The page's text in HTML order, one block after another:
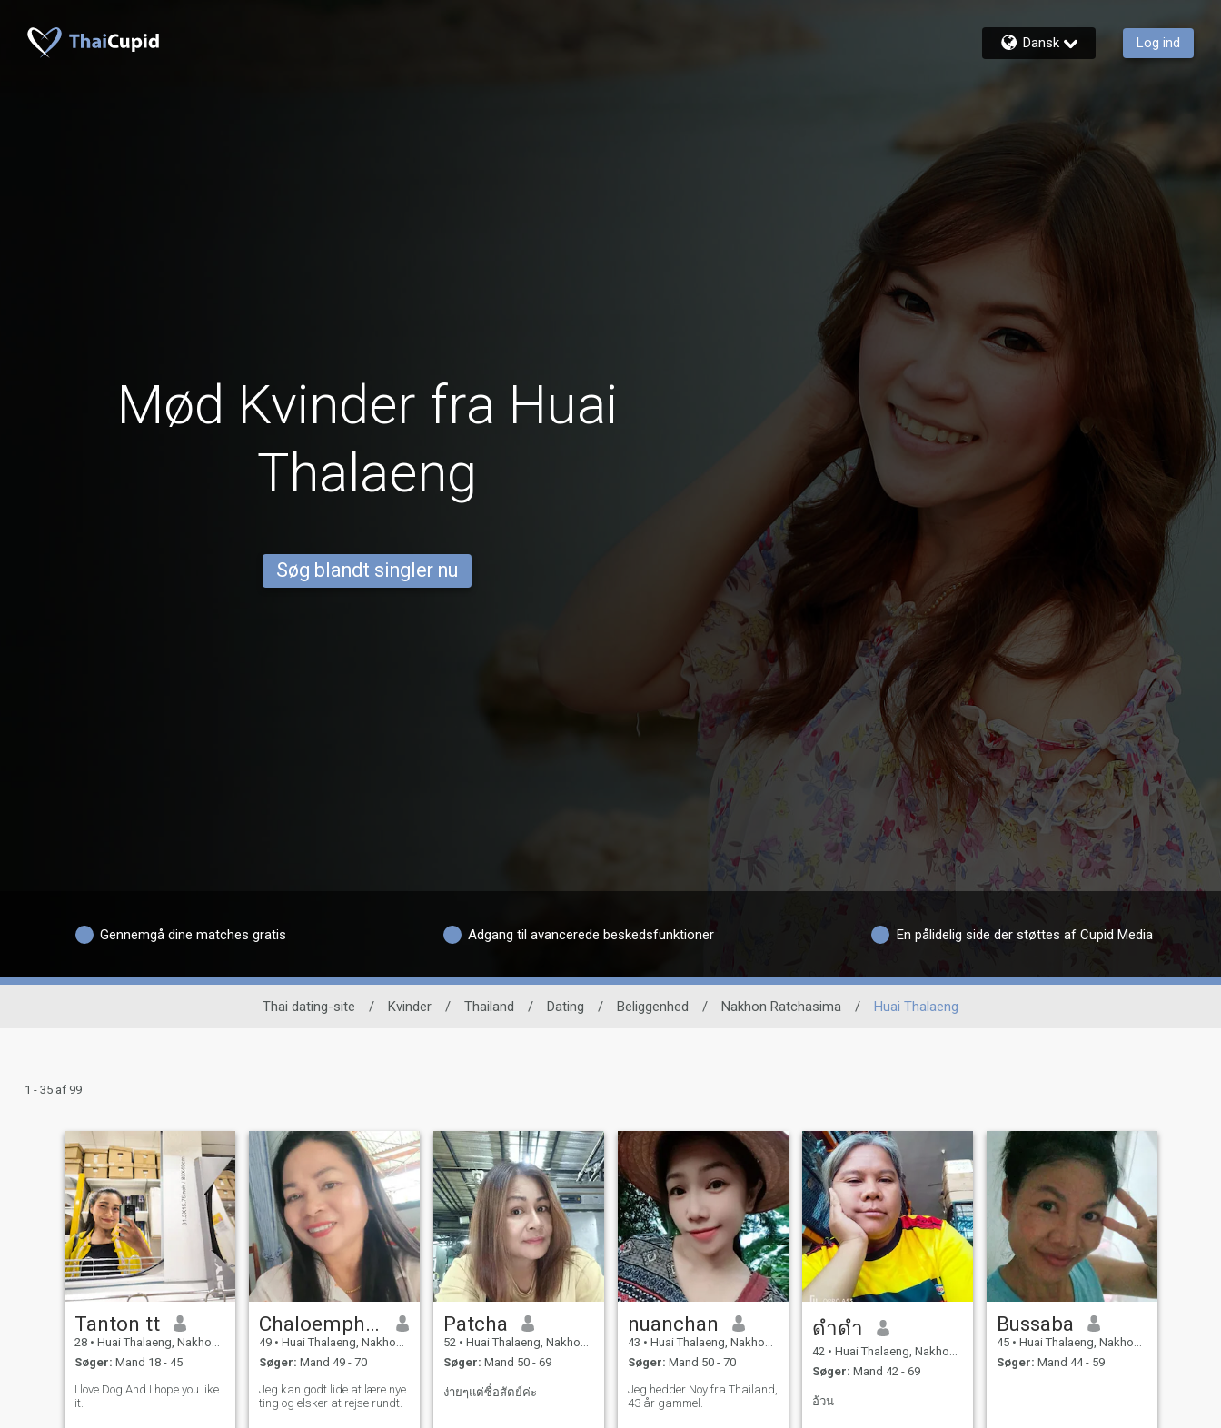
Dansk Log ind
Mød Kvinder fra Huai
Thalaeng
Søg blandt singler nu
Gennemgå dine matches gratis Adgang til avancerede beskedsfunktioner En pålidelig side der støttes af Cupid Media
Thai dating-site / Kvinder / Thailand / Dating / Beliggenhed / Nakhon Ratchasima / Huai Thalaeng
1 - 35 af 99
Tanton tt
28 • Huai Thalaeng, Nakhon Ratchasima, Thailand
Søger: Mand 18 - 45
I love Dog And I hope you like
it.
Chaloemphon
49 • Huai Thalaeng, Nakhon Ratchasima, Thailand
Søger: Mand 49 - 70
Jeg kan godt lide at lære nye
ting og elsker at rejse rundt.
Patcha
52 • Huai Thalaeng, Nakhon Ratchasima, Thailand
Søger: Mand 50 - 69
ง่ายๆแต่ซื่อสัตย์ค่ะ
nuanchan
43 • Huai Thalaeng, Nakhon Ratchasima, Thailand
Søger: Mand 50 - 70
Jeg hedder Noy fra Thailand,
43 år gammel.
ดําดํา
42 • Huai Thalaeng, Nakhon Ratchasima, Thailand
Søger: Mand 42 - 69
อ้วน
Bussaba
45 • Huai Thalaeng, Nakhon Ratchasima, Thailand
Søger: Mand 44 - 59